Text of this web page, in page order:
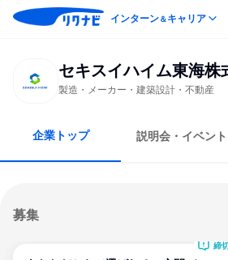
インターン＆キャリア
セキスイハイム東海株
製造・メーカー・建築設計・不動産
企業トップ 説明会・イベント
募集
締